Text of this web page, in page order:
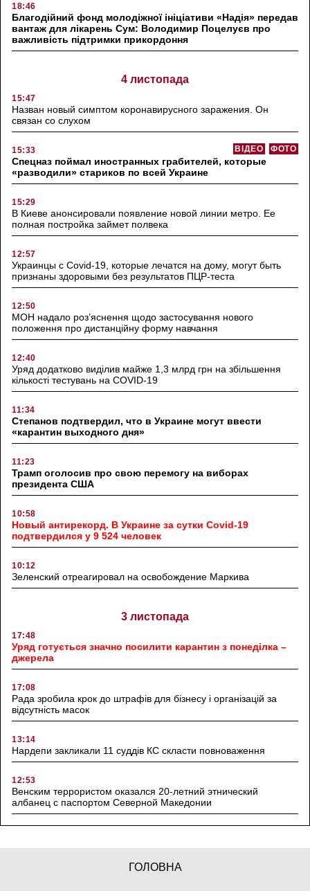
18:46
Благодійний фонд молодіжної ініціативи «Надія» передав
вантаж для лікарень Сум: Володимир Поцелуєв про
важливість підтримки прикордоння
4 листопада
15:47
Назван новый симптом коронавирусного заражения. Он
связан со слухом
15:33 ФОТО
ВІДЕО
Спецназ поймал иностранных грабителей, которые
«разводили» стариков по всей Украине
15:29
В Киеве анонсировали появление новой линии метро. Ее
полная постройка займет полвека
12:57
Украинцы с Covid-19, которые лечатся на дому, могут быть
признаны здоровыми без результатов ПЦР-теста
12:50
МОН надало роз’яснення щодо застосування нового
положення про дистанційну форму навчання
12:40
Уряд додатково виділив майже 1,3 млрд грн на збільшення
кількості тестувань на COVID-19
11:34
Степанов подтвердил, что в Украине могут ввести
«карантин выходного дня»
11:23
Трамп оголосив про свою перемогу на виборах
президента США
10:58
Новый антирекорд. В Украине за сутки Covid-19
подтвердился у 9 524 человек
10:12
Зеленский отреагировал на освобождение Маркива
3 листопада
17:48
Уряд готується значно посилити карантин з понеділка –
джерела
17:08
Рада зробила крок до штрафів для бізнесу і організацій за
відсутність масок
13:14
Нардепи закликали 11 суддів КС скласти повноваження
12:53
Венским террористом оказался 20-летний этнический
албанец с паспортом Северной Македонии
ГОЛОВНА